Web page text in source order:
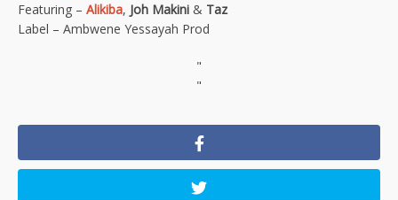
Featuring – Alikiba, Joh Makini & Taz
Label – Ambwene Yessayah Prod
"
"